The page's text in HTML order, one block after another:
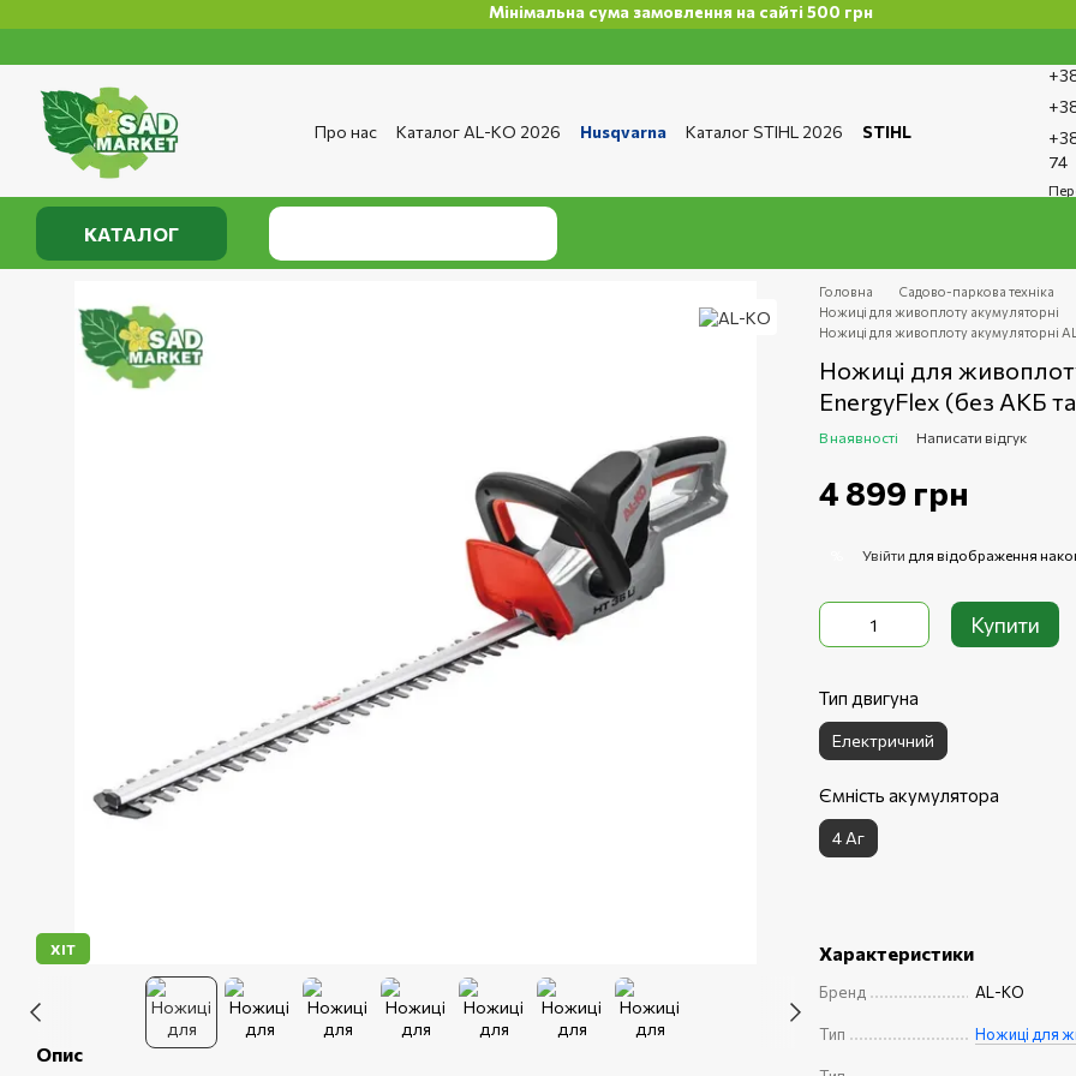
Мінімальна сума замовлення на сайті 500 грн
Про нас Каталог AL-KO 2026 Husqvarna Каталог STIHL 2026
STIHL
Публічний договір
Політика конфіденційності
74
КАТАЛОГ
ХІТ
Опис
Головна
Садово-паркова техніка
Ножиці для живоплоту акумуляторні
Ножиці для живоплоту акумуляторні
Ножиці для
ЕnergyFlex (без АКБ
В наявності Написати відгук
4 899 грн
Увійти для відображення
Купити
Тип двигуна
Електричний
Ємність акумулятора
4 Аг
Характеристики
Бренд AL-KO
Тип Ножиці для